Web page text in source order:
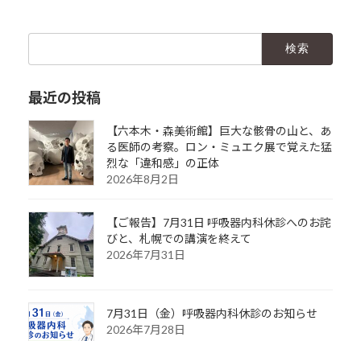
最近の投稿
【六本木・森美術館】巨大な骸骨の山と、あ
る医師の考察。ロン・ミュエク展で覚えた猛
烈な「違和感」の正体
2026年8月2日
【ご報告】7月31日 呼吸器内科休診へのお詫
びと、札幌での講演を終えて
2026年7月31日
7月31日（金）呼吸器内科休診のお知らせ
2026年7月28日